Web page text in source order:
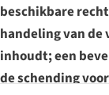
beschikbare
handeling van de
inhoudt; een
de schending